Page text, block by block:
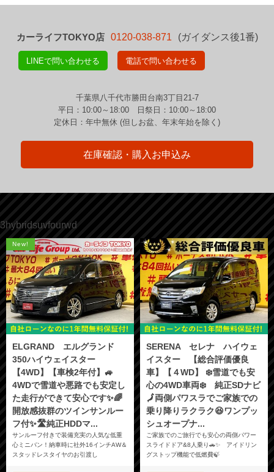
カーライフTOKYO店 0120-038-871 (ガイダンス後1番)
LINEで問い合わせる 電話で問い合わせる
千葉県八千代市勝田台南3丁目21-7
平日：10:00～18:00 日祭日：10:00～18:00
定休日：年中無休 (但しお盆、年末年始を除く)
在庫確認・購入お申込み
3hybridsuvfourwd
New!
ELGRAND エルグランド
350ハイウェイスター
【4WD】【車検2年付】🚙
4WDで雪道や悪路でも安定し
た走行ができて安心です✨🌈
開放感抜群のツインサンルー
フ付✨🛣️純正HDDマ...
サンルーフ付きで装備充実の人気な低重
心ミニバン！納車時に社外16インチAW＆
スタッドレスタイヤのお引渡し
SERENA セレナ ハイウェ
イスター 【総合評価優良
車】【４WD】 ❄️雪道でも安
心の4WD車両❄️ 純正SDナビ
🗾両側パワスラでご家族での
乗り降りラクラク😆ワンプッ
シュオープナ...
ご家族でのご旅行でも安心の両側パワー
スライドドア&8人乗り🚗✨ アイドリン
グストップ機能で低燃費🍃